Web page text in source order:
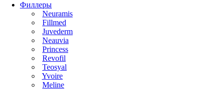
Филлеры
Neuramis
Fillmed
Juvederm
Neauvia
Princess
Revofil
Teosyal
Yvoire
Meline